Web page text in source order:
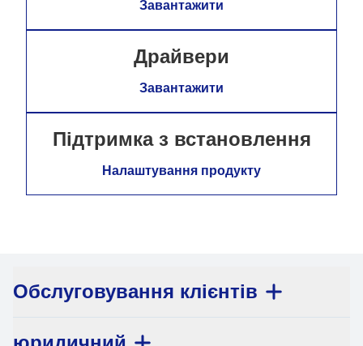
Завантажити
Драйвери
Завантажити
Підтримка з встановлення
Налаштування продукту
Обслуговування клієнтів